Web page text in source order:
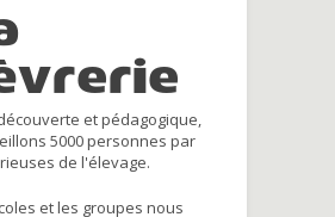
et pédagogique,
5000 personnes par
de l'élevage.
et les groupes nous